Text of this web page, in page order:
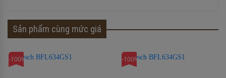
Sản phẩm cùng mức giá
-100% -100%